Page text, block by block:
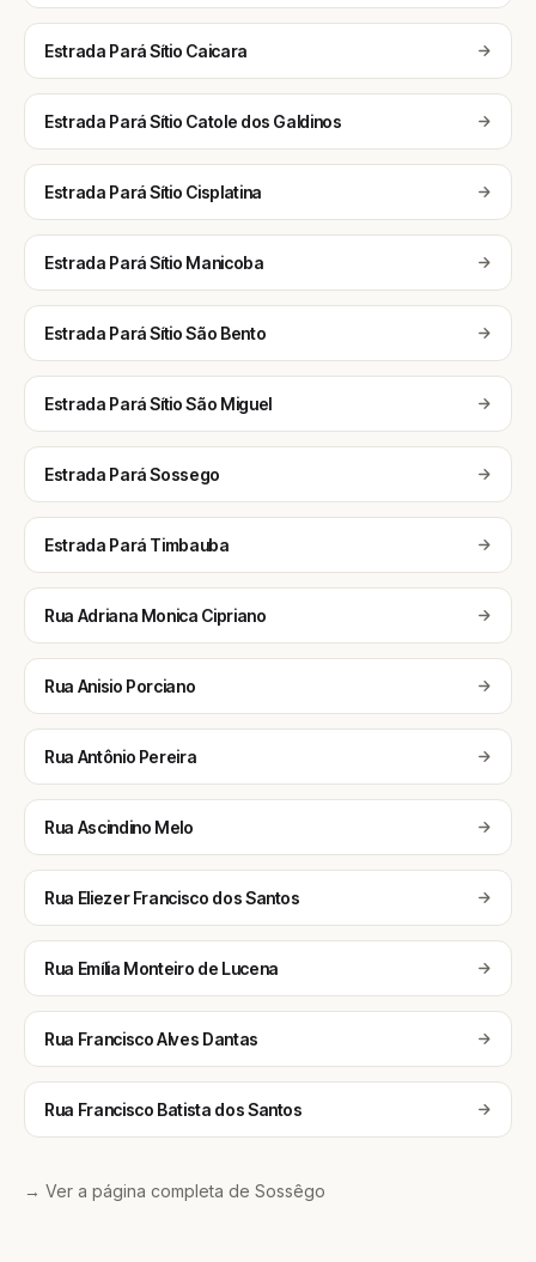
Estrada Pará Sítio Caicara
Estrada Pará Sítio Catole dos Galdinos
Estrada Pará Sítio Cisplatina
Estrada Pará Sítio Manicoba
Estrada Pará Sítio São Bento
Estrada Pará Sítio São Miguel
Estrada Pará Sossego
Estrada Pará Timbauba
Rua Adriana Monica Cipriano
Rua Anisio Porciano
Rua Antônio Pereira
Rua Ascindino Melo
Rua Eliezer Francisco dos Santos
Rua Emília Monteiro de Lucena
Rua Francisco Alves Dantas
Rua Francisco Batista dos Santos
→ Ver a página completa de Sossêgo